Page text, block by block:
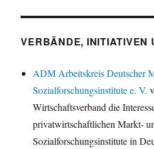
VERBÄNDE, INITIATIVEN
ADM Arbeitskreis Deutscher
Sozialforschungsinstitute e. V.
Wirtschaftsverband die
privatwirtschaftlichen Markt-
Sozialforschungsinstitute in